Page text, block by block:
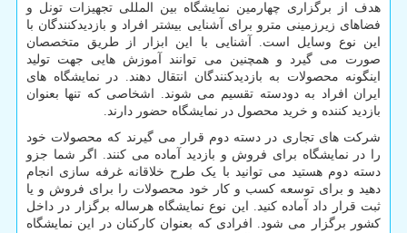
هدف از برگزاری چهارمین نمایشگاه بین المللی تجهیزات تونل و
فضاهای زیرزمینی مترو برای آشنایی بیشتر افراد و بازدیدکنندگان با
این نوع وسایل است. آشنایی با این ابزار از طریق متخصصان
صورت می گیرد و همچنین می توانند آموزش هایی جهت تولید
اینگونه محصولات به بازدیدکنندگان انتقال دهند. در نمایشگاه های
ایران افراد به دودسته تقسیم می شوند. اشخاصی که تنها بعنوان
بازدید کننده و خرید محصول در نمایشگاه حضور دارند.
شرکت های تجاری در دسته دوم قرار می گیرند که محصولات خود
را در نمایشگاه برای فروش و بازدید آماده می کنند. اگر شما جزو
دسته دوم هستید می توانید با یک طرح خلاقانه غرفه سازی انجام
دهید و برای توسعه کسب و کار خود محصولات را برای فروش و یا
ثبت قرار داد آماده کنید. این نوع نمایشگاه هرساله برگزار در داخل
کشور برگزار می شود. افرادی که بعنوان کارکنان در این نمایشگاه